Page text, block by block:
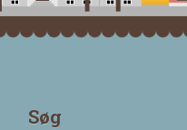
Søg